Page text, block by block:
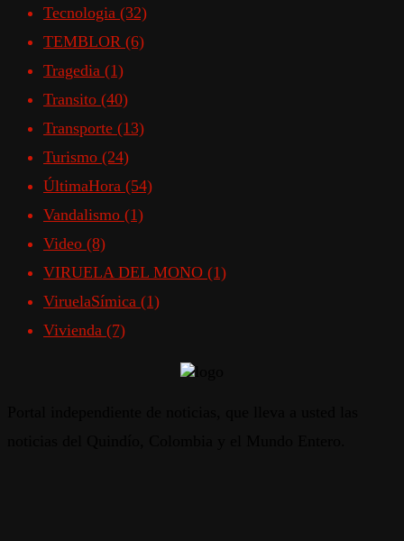
Tecnologia (32)
TEMBLOR (6)
Tragedia (1)
Transito (40)
Transporte (13)
Turismo (24)
ÚltimaHora (54)
Vandalismo (1)
Video (8)
VIRUELA DEL MONO (1)
ViruelaSímica (1)
Vivienda (7)